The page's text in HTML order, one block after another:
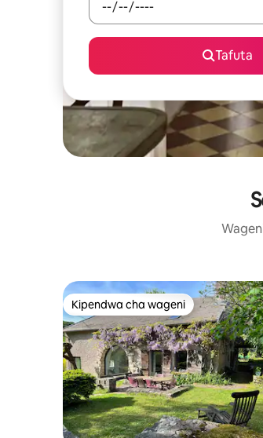
Tafuta
Kipendwa cha wageni
Kipendwa cha wageni